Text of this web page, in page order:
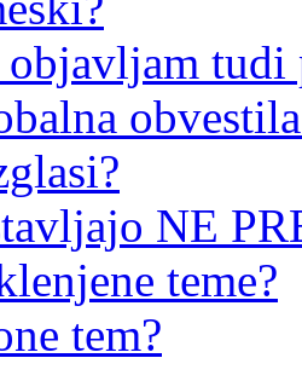
tudi
NE
teme?
tem?